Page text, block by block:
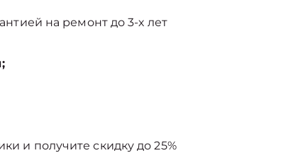
на ремонт до 3-х лет
и получите скидку до 25%